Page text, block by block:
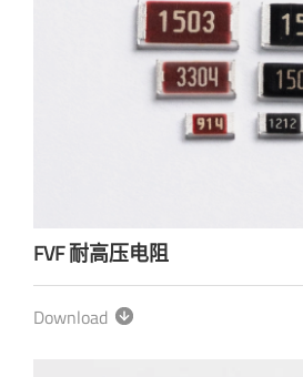
FVF 耐高压电阻
Download